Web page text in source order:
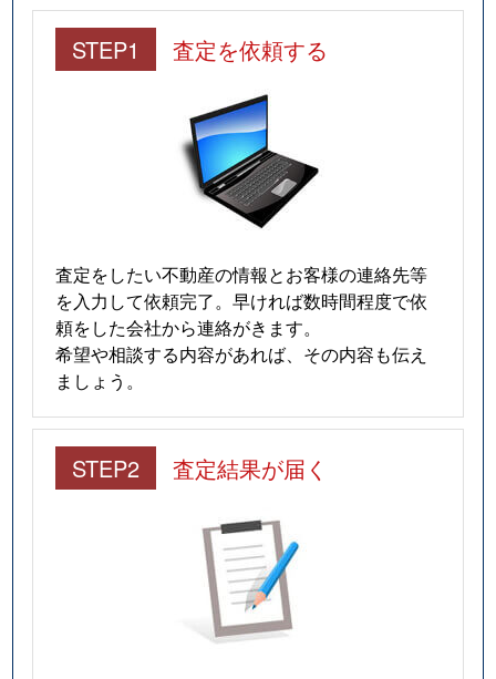
STEP1 査定を依頼する
査定をしたい不動産の情報とお客様の連絡先等
を入力して依頼完了。早ければ数時間程度で依
頼をした会社から連絡がきます。
希望や相談する内容があれば、その内容も伝え
ましょう。
STEP2 査定結果が届く